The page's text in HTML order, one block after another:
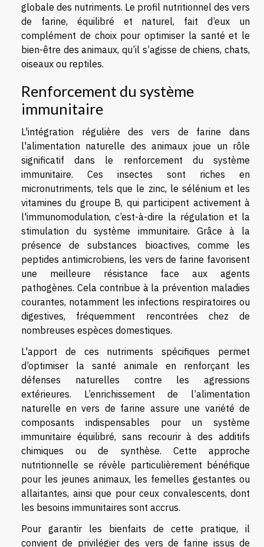
globale des nutriments. Le profil nutritionnel des vers
de farine, équilibré et naturel, fait d’eux un
complément de choix pour optimiser la santé et le
bien-être des animaux, qu’il s’agisse de chiens, chats,
oiseaux ou reptiles.
Renforcement du système
immunitaire
L'intégration régulière des vers de farine dans
l'alimentation naturelle des animaux joue un rôle
significatif dans le renforcement du système
immunitaire. Ces insectes sont riches en
micronutriments, tels que le zinc, le sélénium et les
vitamines du groupe B, qui participent activement à
l'immunomodulation, c’est-à-dire la régulation et la
stimulation du système immunitaire. Grâce à la
présence de substances bioactives, comme les
peptides antimicrobiens, les vers de farine favorisent
une meilleure résistance face aux agents
pathogènes. Cela contribue à la prévention maladies
courantes, notamment les infections respiratoires ou
digestives, fréquemment rencontrées chez de
nombreuses espèces domestiques.
L'apport de ces nutriments spécifiques permet
d’optimiser la santé animale en renforçant les
défenses naturelles contre les agressions
extérieures. L’enrichissement de l’alimentation
naturelle en vers de farine assure une variété de
composants indispensables pour un système
immunitaire équilibré, sans recourir à des additifs
chimiques ou de synthèse. Cette approche
nutritionnelle se révèle particulièrement bénéfique
pour les jeunes animaux, les femelles gestantes ou
allaitantes, ainsi que pour ceux convalescents, dont
les besoins immunitaires sont accrus.
Pour garantir les bienfaits de cette pratique, il
convient de privilégier des vers de farine issus de